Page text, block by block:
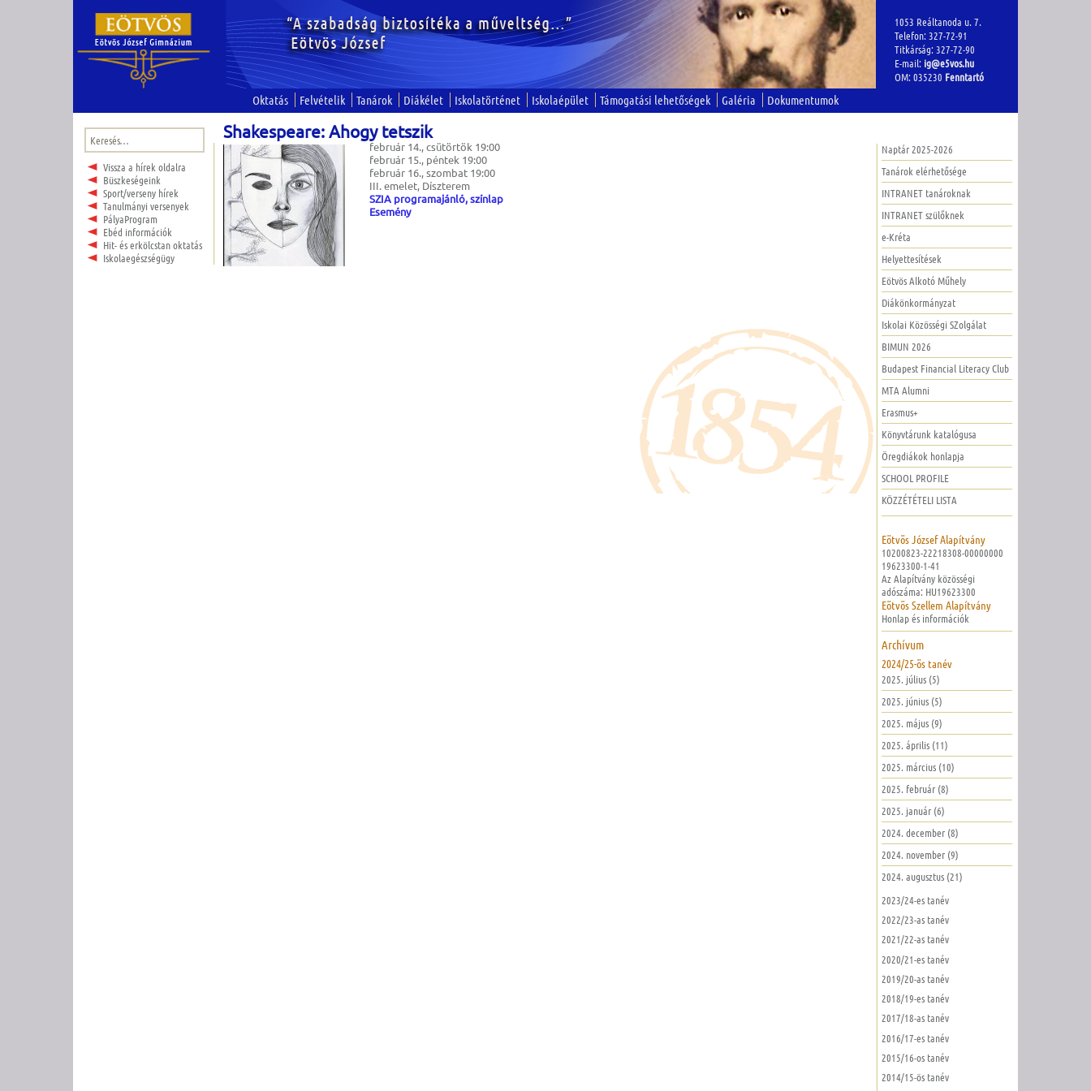
1053 Reáltanoda u. 7.
Telefon: 327-72-91
Titkárság: 327-72-90
E-mail: ig@e5vos.hu
OM: 035230 Fenntartó
Oktatás Felvételik Tanárok Diákélet Iskolatörténet Iskolaépület Támogatási lehetőségek Galéria Dokumentumok
Keresés:
Vissza a hírek oldalra
Büszkeségeink
Sport/verseny hírek
Tanulmányi versenyek
PályaProgram
Ebéd információk
Hit- és erkölcstan oktatás
Iskolaegészségügy
Shakespeare: Ahogy tetszik
február 14., csütörtök 19:00
február 15., péntek 19:00
február 16., szombat 19:00
III. emelet, Díszterem
SZIA programajánló, színlap
Esemény
Naptár 2025-2026
Tanárok elérhetősége
INTRANET tanároknak
INTRANET szülőknek
e-Kréta
Helyettesítések
Eötvös Alkotó Műhely
Diákönkormányzat
Iskolai Közösségi SZolgálat
BIMUN 2026
Budapest Financial Literacy Club
MTA Alumni
Erasmus+
Könyvtárunk katalógusa
Öregdiákok honlapja
SCHOOL PROFILE
KÖZZÉTÉTELI LISTA
Eötvös József Alapítvány
10200823-22218308-00000000
19623300-1-41
Az Alapítvány közösségi
adószáma: HU19623300
Eötvös Szellem Alapítvány
Honlap és információk
Archívum
2024/25-ös tanév
2025. július (5)
2025. június (5)
2025. május (9)
2025. április (11)
2025. március (10)
2025. február (8)
2025. január (6)
2024. december (8)
2024. november (9)
2024. augusztus (21)
2023/24-es tanév
2022/23-as tanév
2021/22-as tanév
2020/21-es tanév
2019/20-as tanév
2018/19-es tanév
2017/18-as tanév
2016/17-es tanév
2015/16-os tanév
2014/15-ös tanév